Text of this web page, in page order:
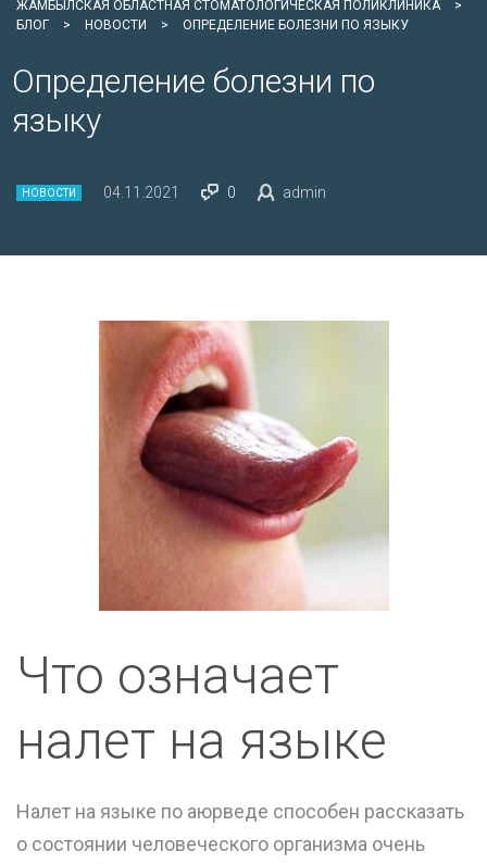
ЖАМБЫЛСКАЯ ОБЛАСТНАЯ СТОМАТОЛОГИЧЕСКАЯ ПОЛИКЛИНИКА
>
БЛОГ
> НОВОСТИ > ОПРЕДЕЛЕНИЕ БОЛЕЗНИ ПО ЯЗЫКУ
Определение болезни по
языку
НОВОСТИ 04.11.2021 0 admin
Что означает
налет на языке
Налет на языке по аюрведе способен рассказать
о состоянии человеческого организма очень